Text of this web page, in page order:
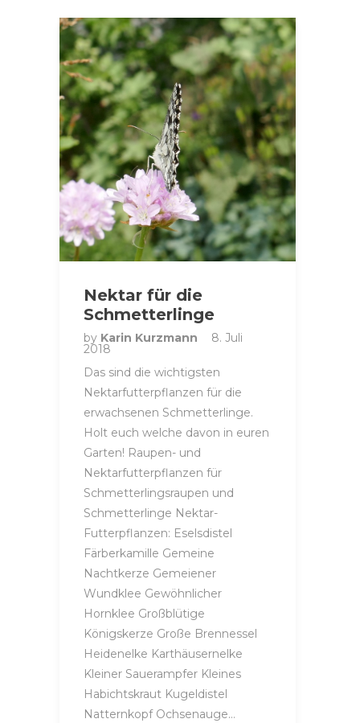
Nektar für die
Schmetterlinge
by Karin Kurzmann 8. Juli
2018
Das sind die wichtigsten
Nektarfutterpflanzen für die
erwachsenen Schmetterlinge.
Holt euch welche davon in euren
Garten! Raupen- und
Nektarfutterpflanzen für
Schmetterlingsraupen und
Schmetterlinge Nektar-
Futterpflanzen: Eselsdistel
Färberkamille Gemeine
Nachtkerze Gemeiener
Wundklee Gewöhnlicher
Hornklee Großblütige
Königskerze Große Brennessel
Heidenelke Karthäusernelke
Kleiner Sauerampfer Kleines
Habichtskraut Kugeldistel
Natternkopf Ochsenauge…